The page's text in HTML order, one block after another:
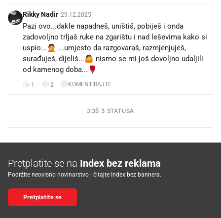
Rikky Nadir 29.12.2025.
Pazi ovo...dakle napadneš, uništiš, pobiješ i onda
zadovoljno trljaš ruke na zgarištu i nad leševima kako si
uspio...🤦 ...umjesto da razgovaraš, razmjenjuješ,
surađuješ, dijeliš...🤷 nismo se mi još dovoljno udaljili
od kamenog doba...🌹
1 2 KOMENTIRAJTE
JOŠ 3 STATUSA
Pretplatite se na Index bez reklama
Podržite neovisno novinarstvo i čitajte Index bez bannera.
Pretplatite se